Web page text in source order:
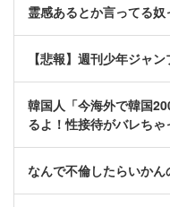
霊感あるとか言ってる
【悲報】週刊少年ジャ
韓国人「今海外で韓国
るよ！性接待がバレちゃ
なんで不倫したらいか